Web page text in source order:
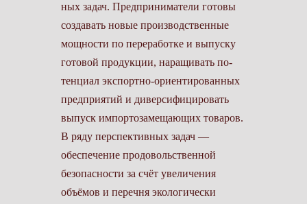
ных задач. Предприниматели готовы
создавать новые производственные
мощности по переработке и выпуску
готовой продукции, наращивать по­
тенциал экспортно-ориентированных
предприятий и диверсифицировать
выпуск импортозамещающих това­ров.
В ряду перспективных задач —
обеспечение продовольственной
безопасности за счёт увеличения
объёмов и перечня экологически